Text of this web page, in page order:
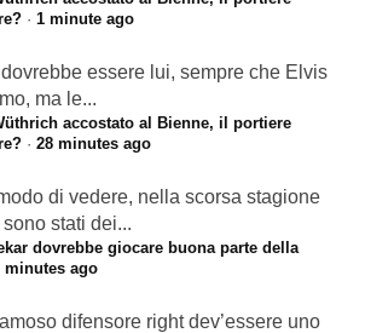
· 1 minute ago
essere lui, sempre che Elvis
ma le...
accostato al Bienne, il portiere
· 28 minutes ago
di vedere, nella scorsa stagione
stati dei...
dovrebbe giocare buona parte della
minutes ago
famoso difensore right dev’essere uno